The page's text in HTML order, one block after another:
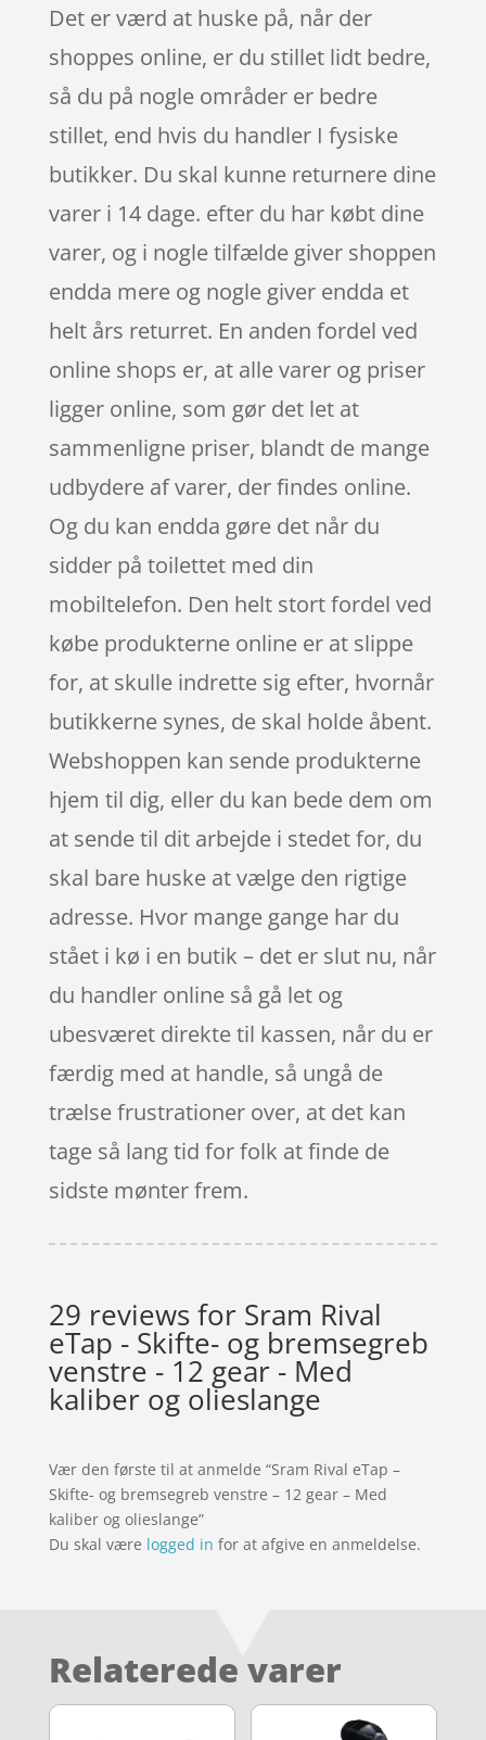
Det er værd at huske på, når der
shoppes online, er du stillet lidt bedre,
så du på nogle områder er bedre
stillet, end hvis du handler I fysiske
butikker. Du skal kunne returnere dine
varer i 14 dage. efter du har købt dine
varer, og i nogle tilfælde giver shoppen
endda mere og nogle giver endda et
helt års returret. En anden fordel ved
online shops er, at alle varer og priser
ligger online, som gør det let at
sammenligne priser, blandt de mange
udbydere af varer, der findes online.
Og du kan endda gøre det når du
sidder på toilettet med din
mobiltelefon. Den helt stort fordel ved
købe produkterne online er at slippe
for, at skulle indrette sig efter, hvornår
butikkerne synes, de skal holde åbent.
Webshoppen kan sende produkterne
hjem til dig, eller du kan bede dem om
at sende til dit arbejde i stedet for, du
skal bare huske at vælge den rigtige
adresse. Hvor mange gange har du
stået i kø i en butik – det er slut nu, når
du handler online så gå let og
ubesværet direkte til kassen, når du er
færdig med at handle, så ungå de
trælse frustrationer over, at det kan
tage så lang tid for folk at finde de
sidste mønter frem.
29 reviews for Sram Rival
eTap - Skifte- og bremsegreb
venstre - 12 gear - Med
kaliber og olieslange
Vær den første til at anmelde “Sram Rival eTap –
Skifte- og bremsegreb venstre – 12 gear – Med
kaliber og olieslange”
Du skal være logged in for at afgive en anmeldelse.
Relaterede varer